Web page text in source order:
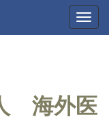
海外医